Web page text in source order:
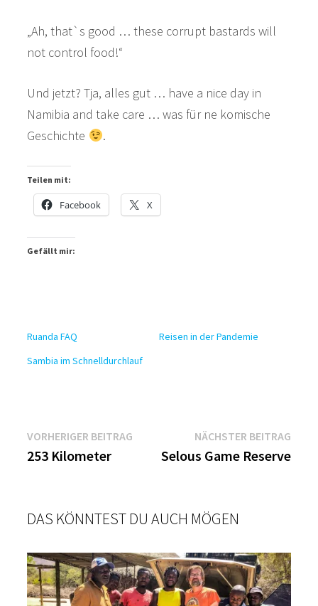
„Ah, that`s good … these corrupt bastards will
not control food!“
Und jetzt? Tja, alles gut … have a nice day in
Namibia and take care … was für ne komische
Geschichte
.
Teilen mit:
Facebook X
Gefällt mir:
Ruanda FAQ
Reisen in der Pandemie
Sambia im Schnelldurchlauf
Beitragsnavigation
VORHERIGER BEITRAG
Beitrag:
253 Kilometer
NÄCHSTER BEITRAG
Selous Game Reserve
DAS KÖNNTEST DU AUCH MÖGEN